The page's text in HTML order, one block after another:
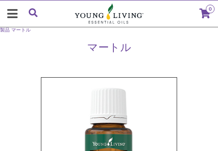
0
マートル
製品 マートル